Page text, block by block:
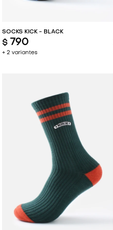
SOCKS KICK - BLACK
+ 2 variantes
$ 790